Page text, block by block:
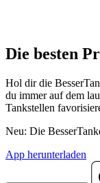
Die besten
Hol dir die
du immer auf dem
Tankstellen
Neu: Die
App herunterladen